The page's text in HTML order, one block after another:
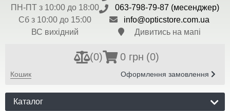
ПН-ПТ з 10:00 до 18:00
Сб з 10:00 до 15:00
ВС вихідний
063-798-79-87 (месенджер)
info@opticstore.com.ua
Дивитись на мапі
(0) 0 грн (0)
Кошик Оформлення замовлення
Каталог